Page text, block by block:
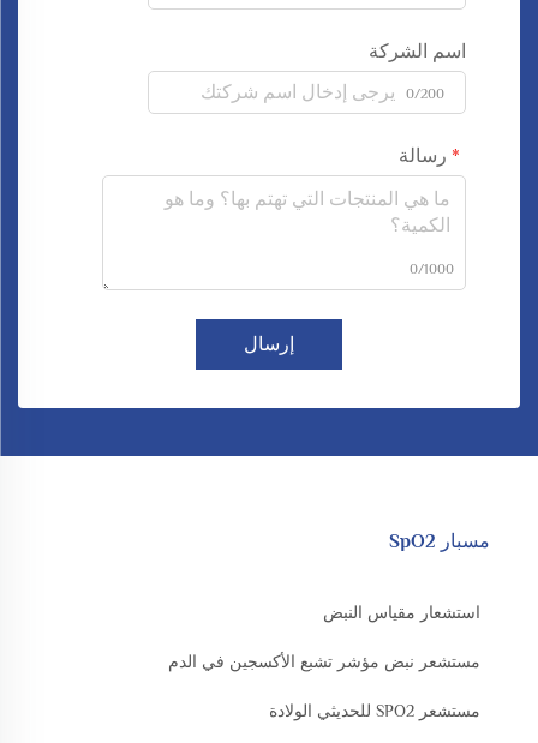
اسم الشركة
0/200
رسالة
0/1000
إرسال
مسبار SpO2
استشعار مقياس النبض
مستشعر نبض مؤشر تشبع الأكسجين في الدم
مستشعر SPO2 للحديثي الولادة